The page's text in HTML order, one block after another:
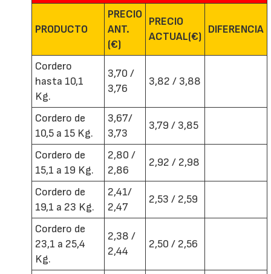
PRODUCTO
PRECIO
ANT.
(€)
PRECIO
ACTUAL(€)
DIFERENCIA
Cordero
hasta 10,1
Kg.
3,70 /
3,76
3,82 / 3,88
Cordero de
10,5 a 15 Kg.
3,67/
3,73
3,79 / 3,85
Cordero de
15,1 a 19 Kg.
2,80 /
2,86
2,92 / 2,98
Cordero de
19,1 a 23 Kg.
2,41/
2,47
2,53 / 2,59
Cordero de
23,1 a 25,4
Kg.
2,38 /
2,44
2,50 / 2,56